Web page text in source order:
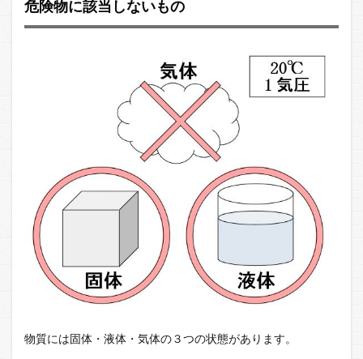
危険物に該当しないもの
物質には固体・液体・気体の３つの状態があります。